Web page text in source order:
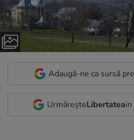
Adaugă-ne ca sursă
UrmăreșteLibertatea